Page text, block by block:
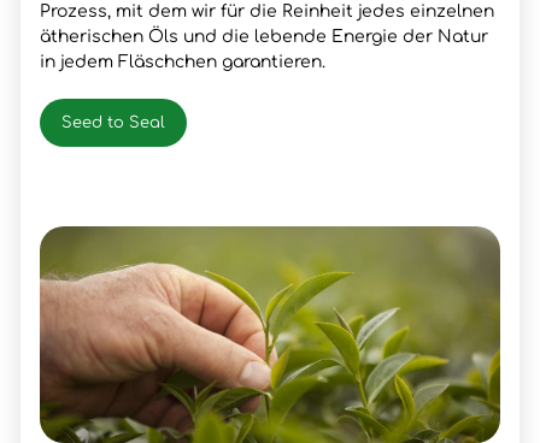
Prozess, mit dem wir für die Reinheit jedes einzelnen
ätherischen Öls und die lebende Energie der Natur
in jedem Fläschchen garantieren.
Seed to Seal